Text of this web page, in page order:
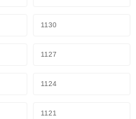
1130
1127
1124
1121